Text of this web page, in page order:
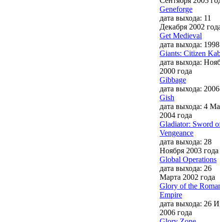
Geneforge
дата выхода: 11
Декабря 2002
Get Medieval
дата выхода:
Giants: Citizen
дата выхода:
2000 года
Gibbage
дата выхода:
Gish
дата выхода: 4
2004 года
Gladiator: Sword
Vengeance
дата выхода: 28
Ноября 2003 года
Global Operations
дата выхода: 26
Марта 2002 года
Glory of the
Empire
дата выхода: 26
2006 года